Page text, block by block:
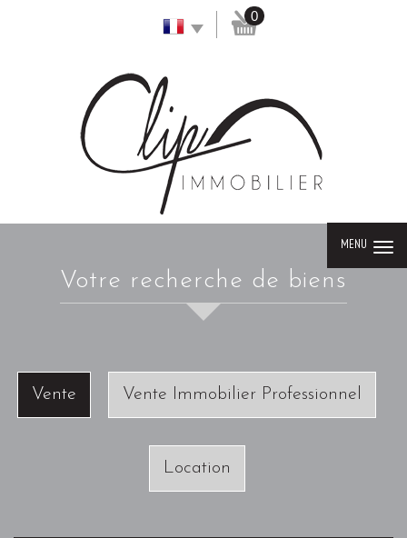
0
MENU
votre recherche de biens
Vente Vente Immobilier Professionnel
Location